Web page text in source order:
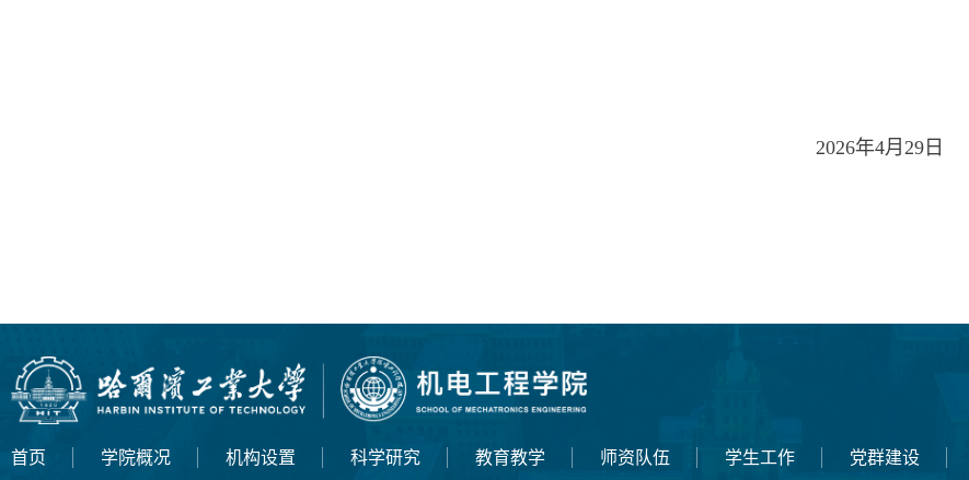
2026年4月 29 日
首页 学院概况 机构设置 科学研究 教育教学 师资队伍 学生工作 党群建设